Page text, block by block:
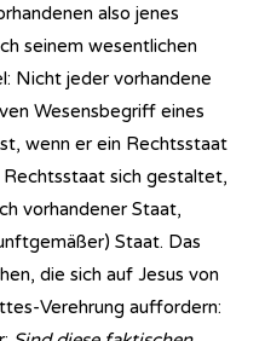
also jenes
seinem wesentlichen
Nicht jeder vorhandene
Wesensbegriff eines
wenn er ein Rechtsstaat
sich gestaltet,
vorhandener Staat,
Staat. Das
die sich auf Jesus von
Verehrung auffordern: